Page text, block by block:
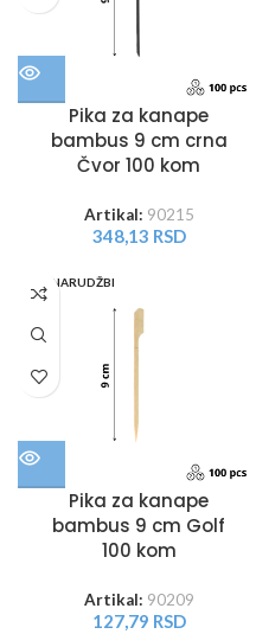
Pika za kanape
bambus 9 cm crna
Čvor 100 kom
Artikal: 90215
348,13 RSD
PO NARUDŽBI
Pika za kanape
bambus 9 cm Golf
100 kom
Artikal: 90209
127,79 RSD